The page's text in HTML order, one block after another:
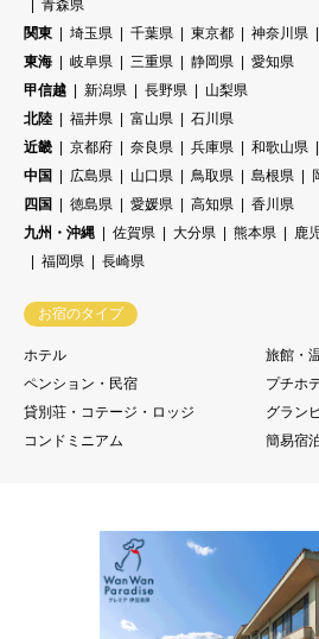
青森県
関東
埼玉県 千葉県 東京都 神奈川県
東海
岐阜県 三重県 静岡県
愛知県
甲信越
新潟県 長野県
山梨県
北陸
福井県 富山県
石川県
近畿
京都府 奈良県 兵庫県 和歌山県
中国
広島県 山口県 鳥取県 島根県
四国
徳島県 愛媛県 高知県
香川県
九州・沖縄
佐賀県 大分県 熊本県 鹿
福岡県
長崎県
お宿のタイプ
ホテル
旅館・
ペンション・民宿
プチホ
貸別荘・コテージ・ロッジ
グラン
コンドミニアム
簡易宿